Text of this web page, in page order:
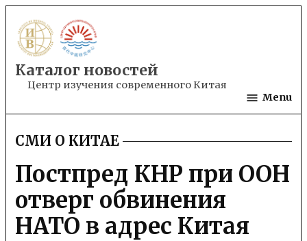
to
content
Каталог новостей
Центр изучения современного Китая
Menu
POSTED
IN
СМИ О КИТАЕ
Постпред КНР при ООН
отверг обвинения
НАТО в адрес Китая